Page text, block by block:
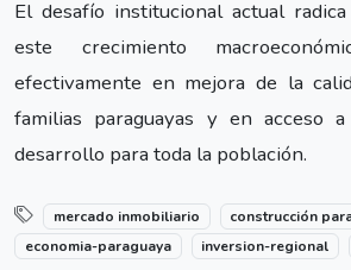
El desafío institucional actual
este crecimiento
efectivamente en mejora de la
familias paraguayas y en acceso
desarrollo para toda la población.
mercado inmobiliario
construcción
economia-paraguaya
inversion-regional